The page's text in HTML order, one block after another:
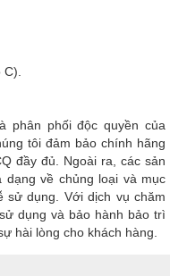
C).
phân phối độc quyền của
tôi đảm bảo chính hãng
đầy đủ. Ngoài ra, các sản
dạng về chủng loại và mục
dụng. Với dịch vụ chăm
dụng và bảo hành bảo trì
hài lòng cho khách hàng.